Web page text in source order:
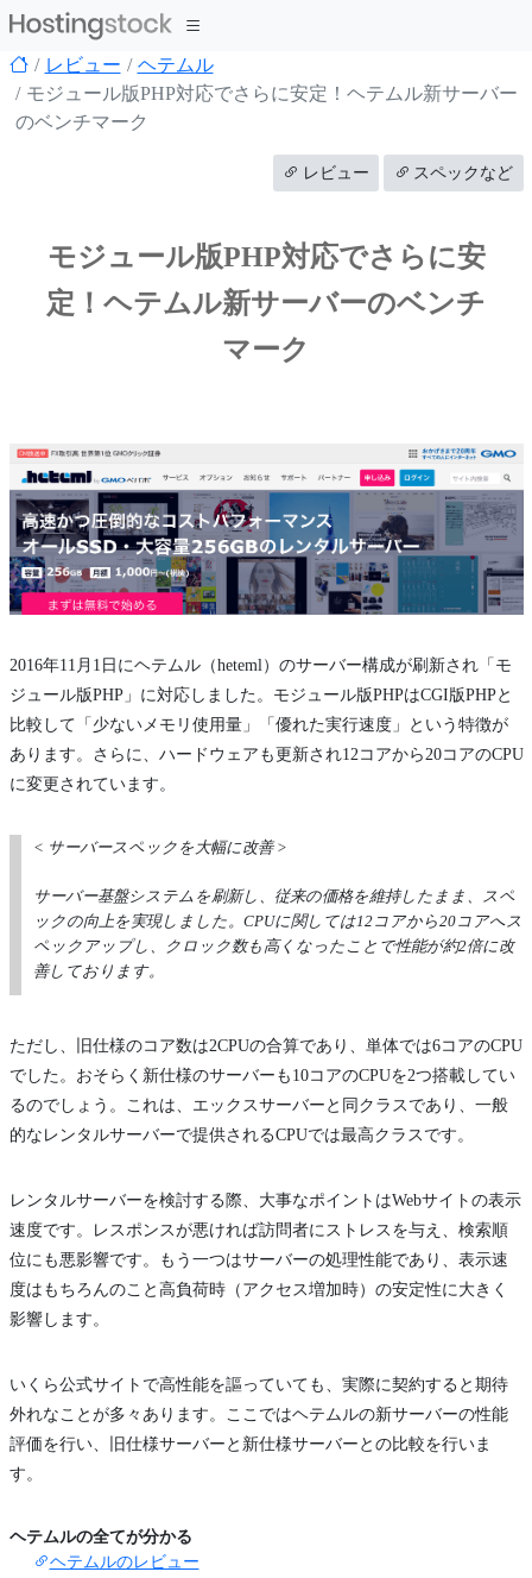
レビュー
ヘテムル
モジュール版PHP対応でさらに安定！ヘテムル新サーバー
のベンチマーク
レビュー スペックなど
モジュール版PHP対応でさらに安
定！ヘテムル新サーバーのベンチ
マーク
2016年11月1日にヘテムル（heteml）のサーバー構成が刷新され「モ
ジュール版PHP」に対応しました。モジュール版PHPはCGI版PHPと
比較して「少ないメモリ使用量」「優れた実行速度」という特徴が
あります。さらに、ハードウェアも更新され12コアから20コアのCPU
に変更されています。
< サーバースペックを大幅に改善 >
サーバー基盤システムを刷新し、従来の価格を維持したまま、スペ
ックの向上を実現しました。CPUに関しては12コアから20コアへス
ペックアップし、クロック数も高くなったことで性能が約2倍に改
善しております。
ただし、旧仕様のコア数は2CPUの合算であり、単体では6コアのCPU
でした。おそらく新仕様のサーバーも10コアのCPUを2つ搭載してい
るのでしょう。これは、エックスサーバーと同クラスであり、一般
的なレンタルサーバーで提供されるCPUでは最高クラスです。
レンタルサーバーを検討する際、大事なポイントはWebサイトの表示
速度です。レスポンスが悪ければ訪問者にストレスを与え、検索順
位にも悪影響です。もう一つはサーバーの処理性能であり、表示速
度はもちろんのこと高負荷時（アクセス増加時）の安定性に大きく
影響します。
いくら公式サイトで高性能を謳っていても、実際に契約すると期待
外れなことが多々あります。ここではヘテムルの新サーバーの性能
評価を行い、旧仕様サーバーと新仕様サーバーとの比較を行いま
す。
ヘテムルの全てが分かる
ヘテムルのレビュー